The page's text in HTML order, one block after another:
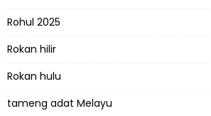
Rohul 2025
Rokan hilir
Rokan hulu
tameng adat Melayu